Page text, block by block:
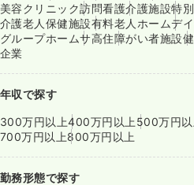
美容クリニック訪問看護介護施設特
介護老人保健施設有料老人ホームデ
グループホームサ高住障がい者施設
企業
年収で探す
300万円以上400万円以上 500万円以
700万円以上800万円以上
勤務形態で探す